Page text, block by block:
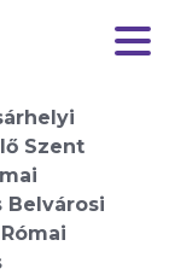
Szent
Belvárosi